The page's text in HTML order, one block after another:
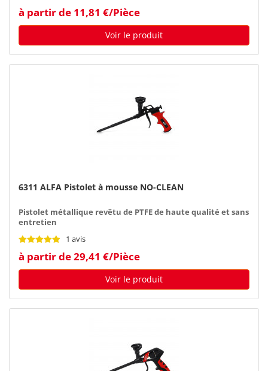
à partir de 11,81 €/Pièce
Voir le produit
6311 ALFA Pistolet à mousse NO-CLEAN
Pistolet métallique revêtu de PTFE de haute qualité et sans
entretien
1 avis
à partir de 29,41 €/Pièce
Voir le produit